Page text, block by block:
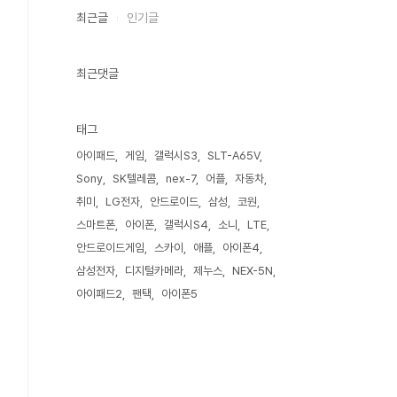
최근글 인기글
최근댓글
태그
아이패드 게임 갤럭시S3
SLT-A65V
Sony
SK텔레콤 nex-7 어플
자동차
취미
LG전자 안드로이드 삼성
코원
스마트폰
아이폰 갤럭시S4 소니
LTE
안드로이드게임
스카이 애플
아이폰4
삼성전자
디지털카메라 제누스
NEX-5N
아이패드2
팬택 아이폰5